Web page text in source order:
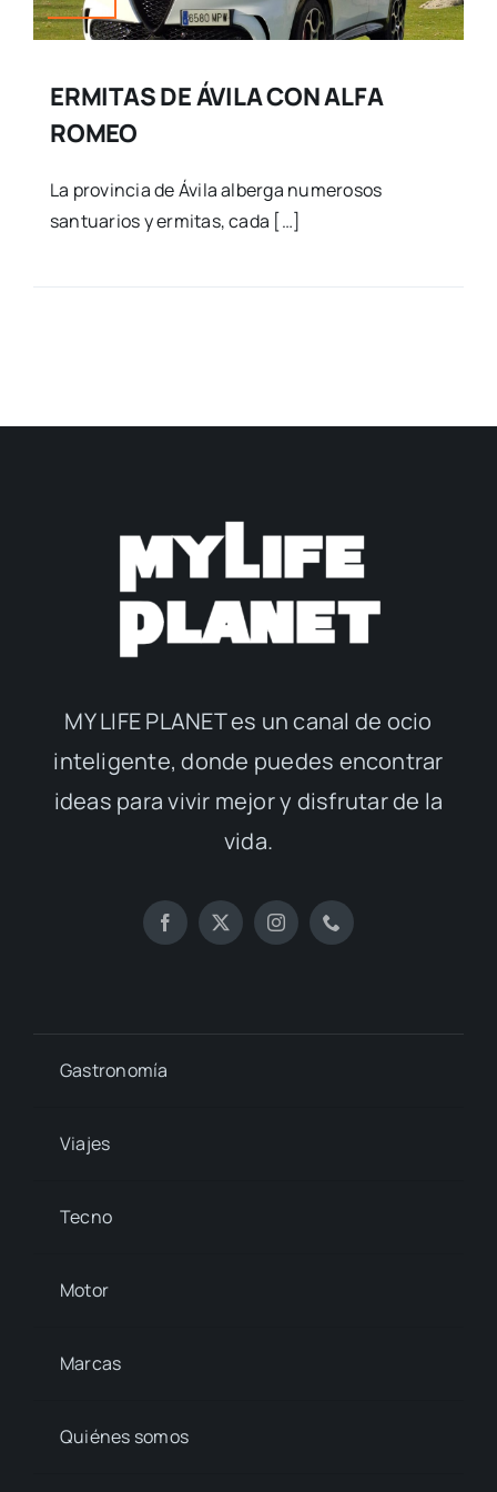
ERMITAS DE ÁVILA CON ALFA
ROMEO
La provincia de Ávila alberga numerosos
santuarios y ermitas, cada […]
MY LIFE PLANET es un canal de ocio
inteligente, donde puedes encontrar
ideas para vivir mejor y disfrutar de la
vida.
Gastronomía
Viajes
Tecno
Motor
Marcas
Quiénes somos